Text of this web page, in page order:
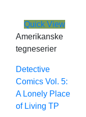
Quick View
Amerikanske
tegneserier
Detective
Comics Vol. 5:
A Lonely Place
of Living TP